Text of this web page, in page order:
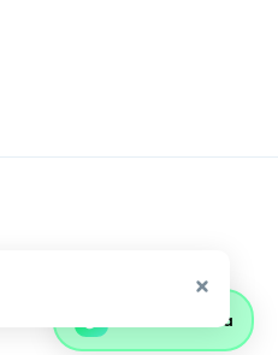
Parla con olivia